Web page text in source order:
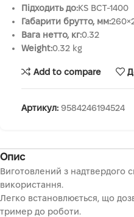
Підходить до:KS BCT-1400
Габарити брутто, мм:
Вага нетто, кг:0.32
Weight:0.32 kg
Add to compare
Артикул: 9584246194524
Опис
Виготовлений з надтвердого
використання.
Легко встановлюється, що
тример до роботи.